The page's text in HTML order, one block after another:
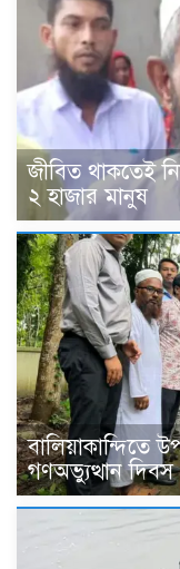
জীবিত থাকতেই
২ হাজার মানুষ
বালিয়াকান্দিতে
গণঅভ্যুত্থান